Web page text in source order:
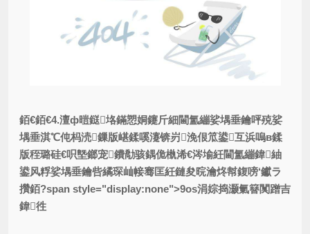
銆€銆€4.澶ф暟鎹垎鏋愬姛鑳斤細閫氳繃娑堣垂鑰呯殑娑
堣垂淇℃伅杩涜鏁版嵁鍒嗘瀽锛岃浼佷笟鍙互浜嗚в鍒
版秷璐硅€呮墍鎯宠鐨勪骇鍝佹槸浠€涔堬紝閫氳繃鍏紬
鍙风粰娑堣垂鑰呰繘琛屾帹骞匡紝鏈夋晥瀹炵幇鍑嗙‘钀ラ
攢銆?span style="display:none">9os涓婃捣灏氭簮闃蹭吉
鍏徃